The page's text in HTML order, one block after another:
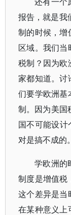
报告，就是我
制的时候，增
区域。我们当
税制？因为欧
家都知道。讨
们要学欧洲基
制。因为美国
国不可能设
对是搞不成的。
学欧洲的
制度是增值税
这个差异是当
在某种意义上